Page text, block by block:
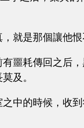
，就是那個讓他
有噩耗傳回之后
及。
中的時候，收